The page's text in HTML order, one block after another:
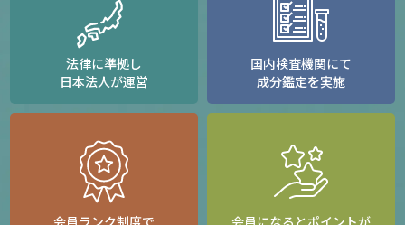
法律に準拠し
日本法人が運営
国内検査機関にて
成分鑑定を実施
会員ランク制度で 会員になるとポイントが